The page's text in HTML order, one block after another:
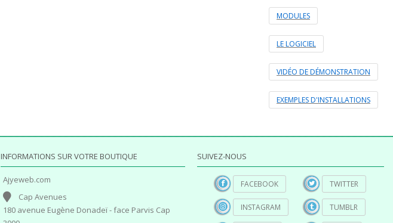
MODULES
LE LOGICIEL
VIDÉO DE DÉMONSTRATION
EXEMPLES D'INSTALLATIONS
INFORMATIONS SUR VOTRE BOUTIQUE
Ajyeweb.com
Cap Avenues
180 avenue Eugène Donadeï - face Parvis Cap
SUIVEZ-NOUS
FACEBOOK
INSTAGRAM
TWITTER
TUMBLR